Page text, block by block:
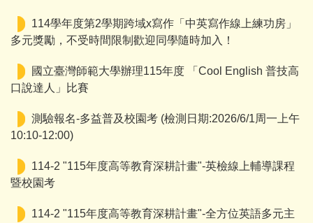
114學年度第2學期跨域x寫作「中英寫作線上練功房」
多元獎勵，不受時間限制歡迎同學隨時加入！
國立臺灣師範大學辦理115年度 「Cool English 普技高
口說達人」比賽
測驗報名-多益普及校園考 (檢測日期:2026/6/1周一上午
10:10-12:00)
114-2 "115年度高等教育深耕計畫"-英檢線上輔導課程
暨校園考
114-2 "115年度高等教育深耕計畫"-全方位英語多元主